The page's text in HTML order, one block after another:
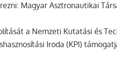
Magyar Asztronautikai
a Nemzeti Kutatási és
Iroda (KPI)